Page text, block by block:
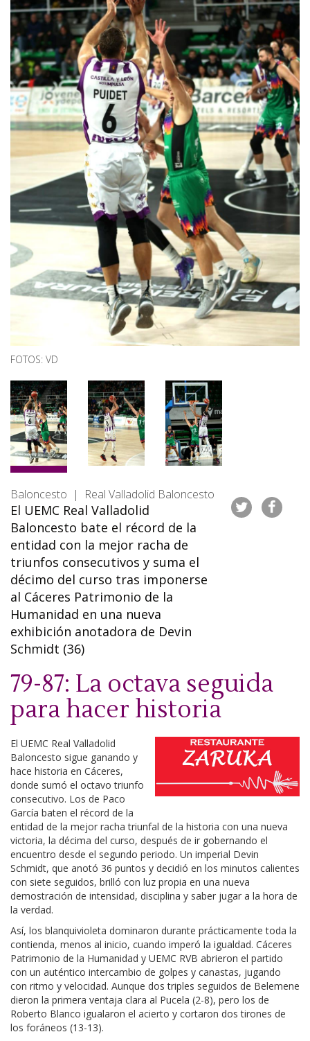
FOTOS: VD
Baloncesto | Real Valladolid Baloncesto
El UEMC Real Valladolid
Baloncesto bate el récord de la
entidad con la mejor racha de
triunfos consecutivos y suma el
décimo del curso tras imponerse
al Cáceres Patrimonio de la
Humanidad en una nueva
exhibición anotadora de Devin
Schmidt (36)
79-87: La octava seguida
para hacer historia
El UEMC Real Valladolid
Baloncesto sigue ganando y
hace historia en Cáceres,
donde sumó el octavo triunfo
consecutivo. Los de Paco
García baten el récord de la
entidad de la mejor racha triunfal de la historia con una nueva
victoria, la décima del curso, después de ir gobernando el
encuentro desde el segundo periodo. Un imperial Devin
Schmidt, que anotó 36 puntos y decidió en los minutos calientes
con siete seguidos, brilló con luz propia en una nueva
demostración de intensidad, disciplina y saber jugar a la hora de
la verdad.
Así, los blanquivioleta dominaron durante prácticamente toda la
contienda, menos al inicio, cuando imperó la igualdad. Cáceres
Patrimonio de la Humanidad y UEMC RVB abrieron el partido
con un auténtico intercambio de golpes y canastas, jugando
con ritmo y velocidad. Aunque dos triples seguidos de Belemene
dieron la primera ventaja clara al Pucela (2-8), pero los de
Roberto Blanco igualaron el acierto y cortaron dos tirones de
los foráneos (13-13).